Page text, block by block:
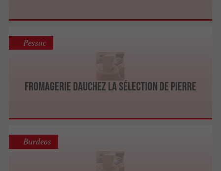
Fromagerie Dauchez La sélection de Pierre
Pessac
Burdeos